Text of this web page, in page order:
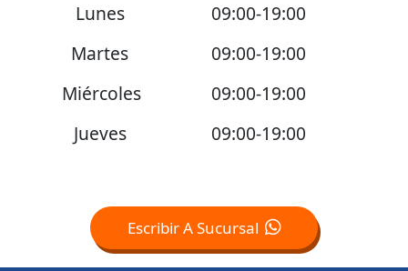
Lunes
09:00-19:00
Martes
09:00-19:00
Miércoles
09:00-19:00
Jueves
09:00-19:00
Escribir A Sucursal